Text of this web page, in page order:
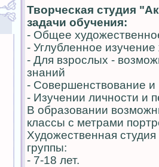
Творческая студия
задачи обучения:
- Общее
- Углубленное
- Для взрослых -
знаний
- Совершенствование и
- Изучении личности и
В образовании
классы с метрами
Художественная
группы:
- 7-18 лет.